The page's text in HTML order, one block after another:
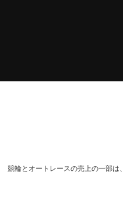
競輪とオートレースの売上の一部は、